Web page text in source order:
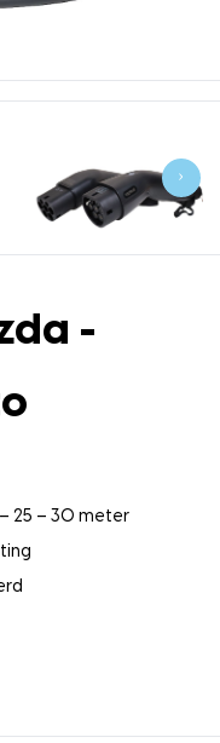
›
-
– 25 – 30 meter